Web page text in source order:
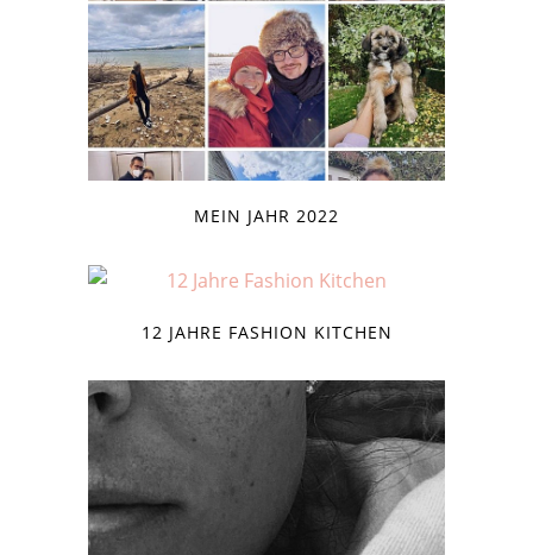
MEIN JAHR 2022
12 JAHRE FASHION KITCHEN